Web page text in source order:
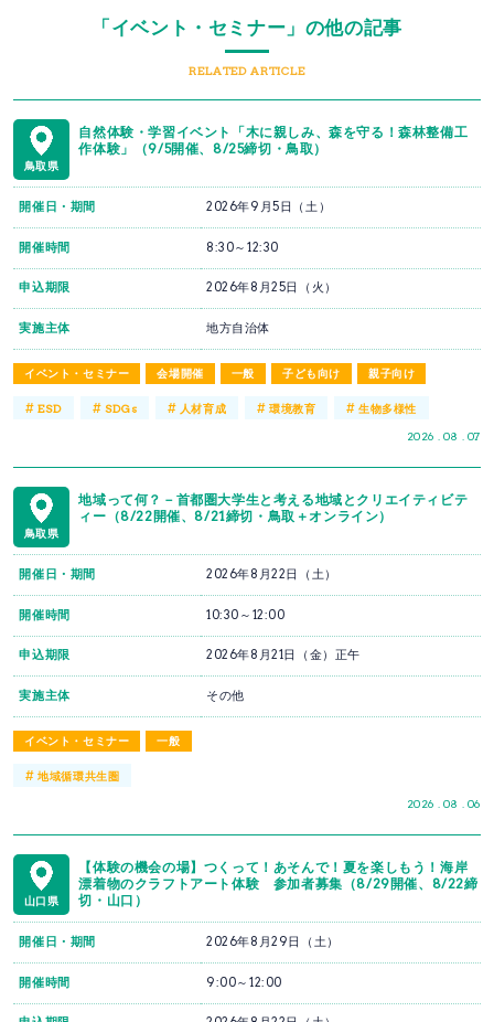
「イベント・セミナー」の他の記事
RELATED ARTICLE
鳥取県
自然体験・学習イベント「木に親しみ、森を守る！森林整備工
作体験」（9/5開催、8/25締切・鳥取）
イベント・セミナー 会場開催 一般 子ども向け 親子向け
2026 . 08 . 07
開催日・期間 2026年9月5日（土）
開催時間 8:30～12:30
申込期限 2026年8月25日（火）
実施主体 地方自治体
#ESD # SDGs # 人材育成 # 環境教育 #生物多様性
鳥取県
地域って何？－首都圏大学生と考える地域とクリエイティビテ
ィー（8/22開催、8/21締切・鳥取＋オンライン）
イベント・セミナー 一般
2026 . 08 . 06
開催日・期間 2026年8月22日（土）
開催時間 10:30～12:00
申込期限 2026年8月21日（金）正午
実施主体 その他
#地域循環共生圏
山口県
【体験の機会の場】つくって！あそんで！夏を楽しもう！海岸
漂着物のクラフトアート体験 参加者募集（8/29開催、8/22締
切・山口）
開催日・期間 2026年8月29日（土）
開催時間 9:00～12:00